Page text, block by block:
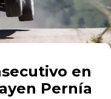
en
Pernía